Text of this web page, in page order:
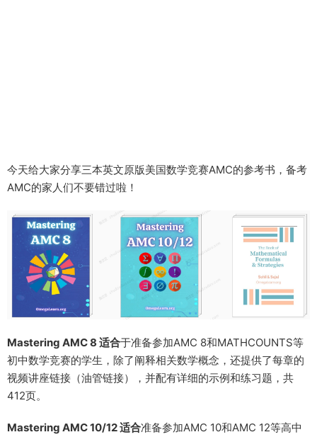
今天给大家分享三本英文原版美国数学竞赛AMC的参考书，备考
AMC的家人们不要错过啦！
Mastering AMC 8 适合于准备参加AMC 8和MATHCOUNTS等
初中数学竞赛的学生，除了阐释相关数学概念，还提供了每章的
视频讲座链接（油管链接），并配有详细的示例和练习题，共
412页。
Mastering AMC 10/12 适合准备参加AMC 10和AMC 12等高中